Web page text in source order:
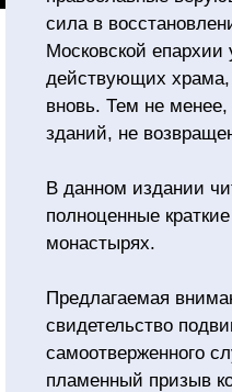
сила в
Московской
действующих
вновь. Тем не
зданий, не
В данном издании
полноценные
монастырях.
Предлагаемая
свидетельство
самоотверженного
пламенный призыв